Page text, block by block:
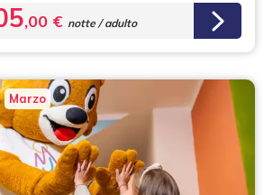
,00 € notte / adulto
Marzo